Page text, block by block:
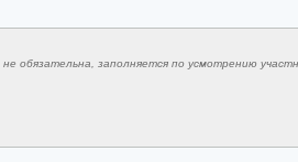
обязательна, заполняется по усмотрению